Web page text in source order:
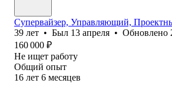
Супервайзер, Управляющий,
39 лет • Был 13 апреля • Обновлено
160 000 ₽
Не ищет работу
Общий опыт
16 лет 6 месяцев